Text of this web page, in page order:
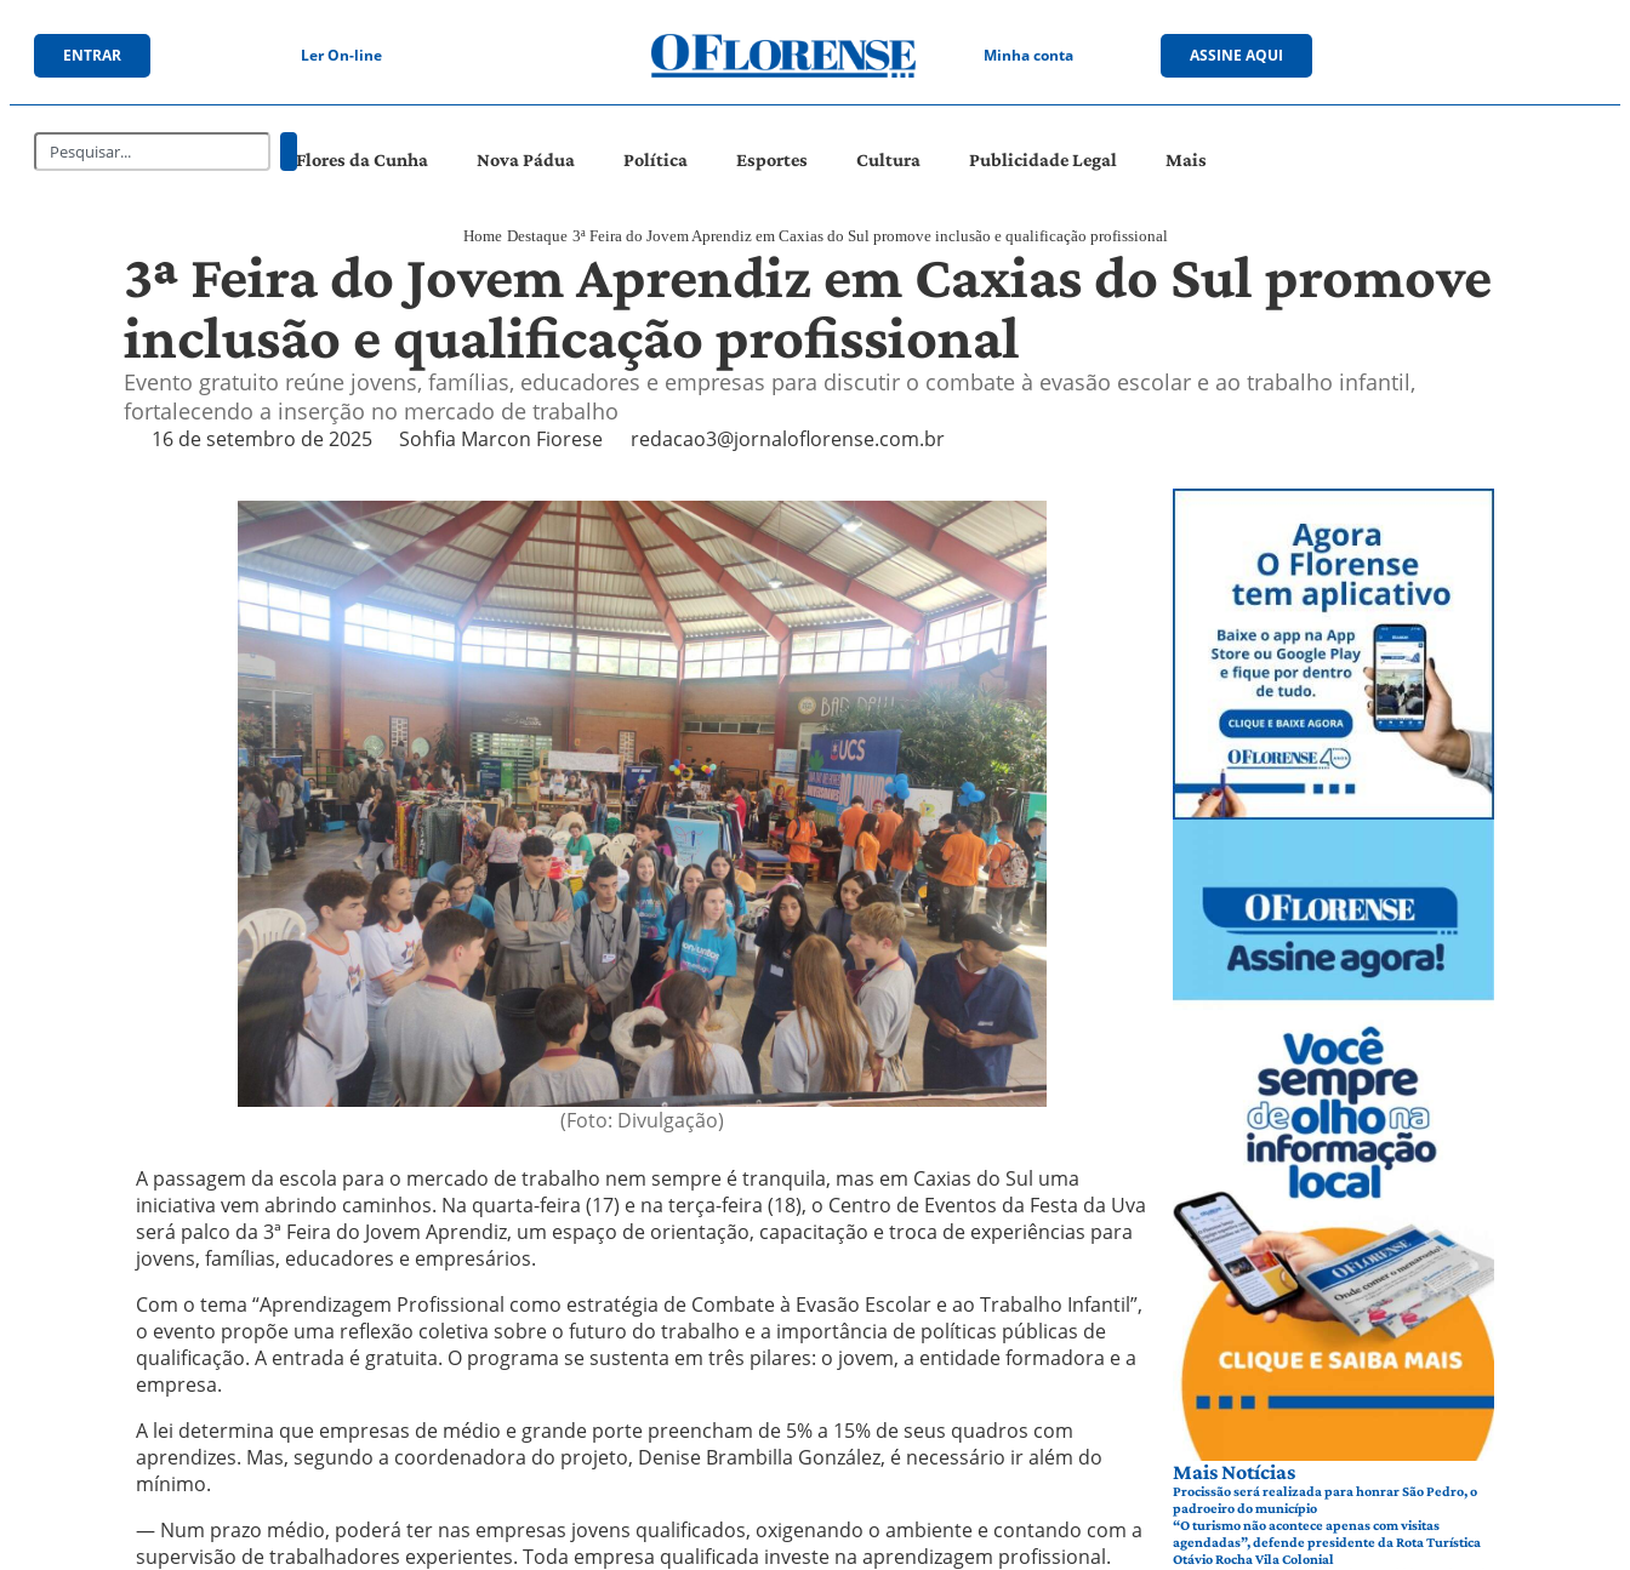
ENTRAR Ler On-line Minha conta ASSINE AQUI
Flores da Cunha Nova Pádua Política Esportes Cultura Publicidade Legal Mais
Home Destaque 3ª Feira do Jovem Aprendiz em Caxias do Sul promove inclusão e qualificação profissional
3ª Feira do Jovem Aprendiz em Caxias do Sul promove
inclusão e qualificação profissional
Evento gratuito reúne jovens, famílias, educadores e empresas para discutir o combate à evasão escolar e ao trabalho infantil,
fortalecendo a inserção no mercado de trabalho
16 de setembro de 2025 Sohfia Marcon Fiorese redacao3@jornaloflorense.com.br
(Foto: Divulgação)
A passagem da escola para o mercado de trabalho nem sempre é tranquila, mas em Caxias do Sul uma
iniciativa vem abrindo caminhos. Na quarta-feira (17) e na terça-feira (18), o Centro de Eventos da Festa da Uva
será palco da 3ª Feira do Jovem Aprendiz, um espaço de orientação, capacitação e troca de experiências para
jovens, famílias, educadores e empresários.
Com o tema “Aprendizagem Profissional como estratégia de Combate à Evasão Escolar e ao Trabalho Infantil”,
o evento propõe uma reflexão coletiva sobre o futuro do trabalho e a importância de políticas públicas de
qualificação. A entrada é gratuita. O programa se sustenta em três pilares: o jovem, a entidade formadora e a
empresa.
A lei determina que empresas de médio e grande porte preencham de 5% a 15% de seus quadros com
aprendizes. Mas, segundo a coordenadora do projeto, Denise Brambilla González, é necessário ir além do
mínimo.
— Num prazo médio, poderá ter nas empresas jovens qualificados, oxigenando o ambiente e contando com a
supervisão de trabalhadores experientes. Toda empresa qualificada investe na aprendizagem profissional.
Mais Notícias
Procissão será realizada para honrar São Pedro, o
padroeiro do município
“O turismo não acontece apenas com visitas
agendadas”, defende presidente da Rota Turística
Otávio Rocha Vila Colonial